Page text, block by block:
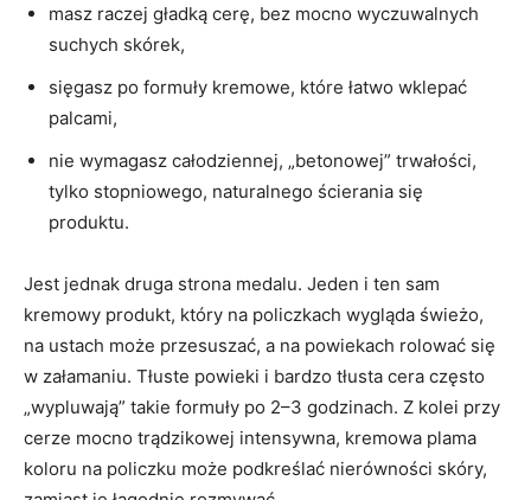
masz raczej gładką cerę, bez mocno wyczuwalnych
suchych skórek,
sięgasz po formuły kremowe, które łatwo wklepać
palcami,
nie wymagasz całodziennej, „betonowej” trwałości,
tylko stopniowego, naturalnego ścierania się
produktu.
Jest jednak druga strona medalu. Jeden i ten sam
kremowy produkt, który na policzkach wygląda świeżo,
na ustach może przesuszać, a na powiekach rolować się
w załamaniu. Tłuste powieki i bardzo tłusta cera często
„wypluwają” takie formuły po 2–3 godzinach. Z kolei przy
cerze mocno trądzikowej intensywna, kremowa plama
koloru na policzku może podkreślać nierówności skóry,